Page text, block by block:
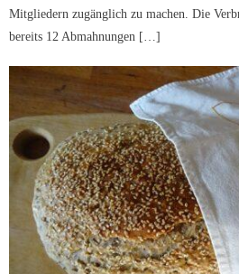
Mitgliedern zugänglich zu machen. Die
bereits 12 Abmahnungen […]